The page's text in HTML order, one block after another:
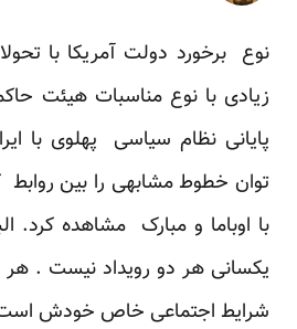
نوع برخورد دولت آمریکا با
زیادی با نوع مناسبات هیئت
پایانی نظام سیاسی پهلوی با
توان خطوط مشابهی را بین روابط
با اوباما و مبارک مشاهده کرد.
یکسانی هر دو رویداد نیست . هر
شرایط اجتماعی خاص خودش است و